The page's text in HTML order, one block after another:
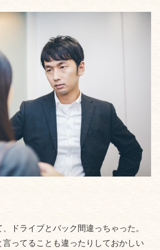
、ドライブとバック間違っちゃった。
ってることも違ったりしておかしい